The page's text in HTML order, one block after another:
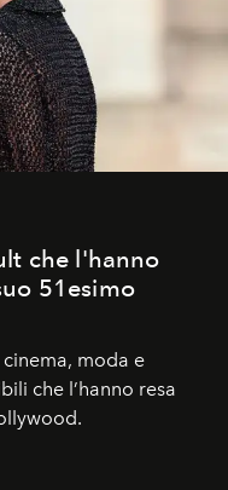
che l'hanno
51esimo
moda e
che l’hanno resa